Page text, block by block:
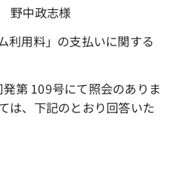
野中政志様
利用料」の支払いに関する
第 109号にて照会のありま
は、下記のとおり回答いた